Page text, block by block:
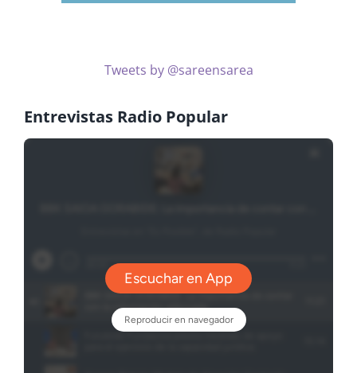
Tweets by @sareensarea
Entrevistas Radio Popular